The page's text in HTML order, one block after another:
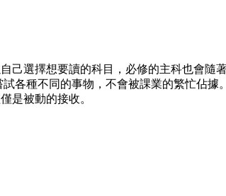
選擇想要讀的科目，必修的主科也會隨
各種不同的事物，不會被課業的繁忙佔
是被動的接收。